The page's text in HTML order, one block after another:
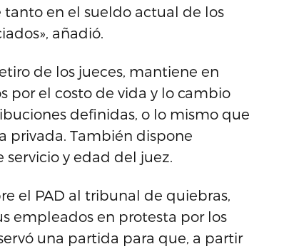
en el sueldo actual de los
añadió.
de los jueces, mantiene en
por el costo de vida y lo cambio
definidas, o lo mismo que
privada. También dispone
y edad del juez.
el PAD al tribunal de quiebras,
empleados en protesta por los
una partida para que, a partir